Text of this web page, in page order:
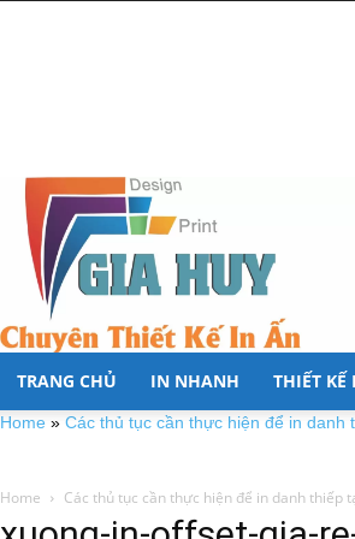
TRANG CHỦ IN NHANH THIẾT KẾ
Home » Các thủ tục cần thực hiện để in danh
Home Các thủ tục cần thực hiện để in danh thiếp